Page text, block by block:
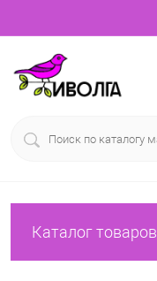
Каталог товаров